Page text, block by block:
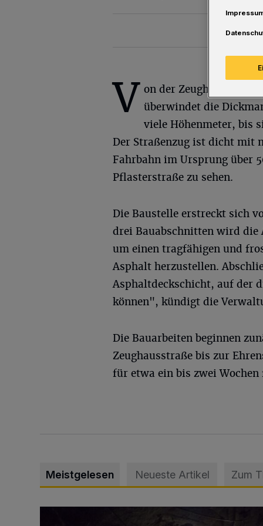
V on der Zeughausstraße
überwindet die
viele Höhenmeter, bis
Der Straßenzug ist dicht mit
Fahrbahn im Ursprung über
Pflasterstraße zu sehen.
Die Baustelle erstreckt sich
drei Bauabschnitten wird
um einen tragfähigen und
Asphalt herzustellen.
Asphaltdeckschicht, auf der
können", kündigt die
Die Bauarbeiten beginnen
Zeughausstraße bis zur
für etwa ein bis zwei
Meistgelesen Neueste Artikel Zum